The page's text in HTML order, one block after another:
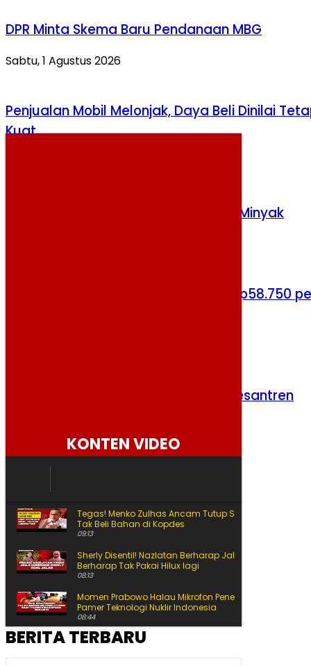
DPR Minta Skema Baru Pendanaan MBG
Sabtu, 1 Agustus 2026
Penjualan Mobil Melonjak, Daya Beli Dinilai
Kuat
Ketegangan AS-Iran Angkat Harga Minyak
Harga Cabai Rawit Merah Tembus Rp58.750
Pemerintah Bangun 10.000 MCK di Pesantren
KONTEN VIDEO
Tegas! Menko Zulhas Ancam Tutup SPPG yang Nekat
Tak Beli Bahan di Kopdes
09:13
Sherly Disentil! Nazlatan Berharap Jalan Cepat Beres
Berharap Tak Pakai Hilux lagi
08:13
Momen Prabowo Halau Mikrofon Peneliti BRIN Saat
Pamer Teknologi Nuklir Indonesia
08:44
Pecah Rekor Lagi! Sherly Bawa Maluku Utara Tetap
BERITA TERBARU